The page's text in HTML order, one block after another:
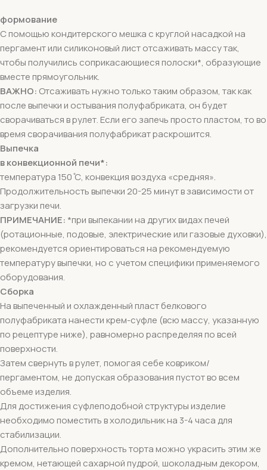
формование
С помощью кондитерского мешка с круглой насадкой на
пергамент или силиконовый лист отсаживать массу так,
чтобы получились соприкасающиеся полоски*, образующие
вместе прямоугольник.
ВАЖНО: Отсаживать нужно только таким образом, так как
после выпечки и остывания полуфабриката, он будет
сворачиваться в рулет. Если его запечь просто пластом, то во
время сворачивания полуфабрикат раскрошится.
Выпечка
в конвекционной печи*:
температура 150 ̊С, конвекция воздуха «средняя».
Продолжительность выпечки 20-25 минут в зависимости от
загрузки печи.
ПРИМЕЧАНИЕ: *при выпекании на других видах печей
(ротационные, подовые, электрические или газовые духовки),
рекомендуется ориентироваться на рекомендуемую
температуру выпечки, но с учетом специфики применяемого
оборудования.
Сборка
На выпеченный и охлажденный пласт белкового
полуфабриката нанести крем-суфле (всю массу, указанную
по рецептуре ниже), равномерно распределяя по всей
поверхности.
Затем свернуть в рулет, помогая себе ковриком/
пергаментом, не допуская образования пустот во всем
объеме изделия.
Для достижения суфлеподобной структуры изделие
необходимо поместить в холодильник на 3-4 часа для
стабилизации.
Дополнительно поверхность торта можно украсить этим же
кремом, нетающей сахарной пудрой, шоколадным декором,